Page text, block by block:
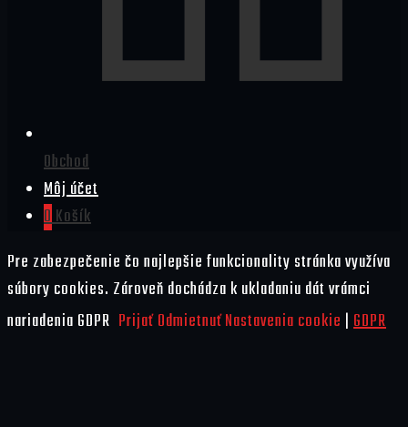
Obchod
Môj účet
0Košík
Pre zabezpečenie čo najlepšie funkcionality stránka využíva
súbory cookies. Zároveň dochádza k ukladaniu dát vrámci
nariadenia GDPR Prijať OdmietnuťNastavenia cookie | GDPR